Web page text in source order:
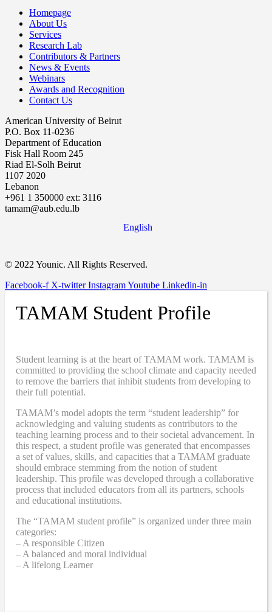
Homepage
About Us
Services
Research Lab
Contributors & Partners
News & Events
Webinars
Awards and Recognition
Contact Us
American University of Beirut
P.O. Box 11-0236
Department of Education
Fisk Hall Room 245
Riad El-Solh Beirut
1107 2020
Lebanon
+961 1 350000 ext: 3116
tamam@aub.edu.lb
English
© 2022 Younic. All Rights Reserved.
Facebook-f X-twitter InstagramYoutube Linkedin-in
TAMAM Student Profile
Student learning is at the heart of TAMAM work. TAMAM is
committed to providing the school climate and capacity needed
to remove the barriers that inhibit students from developing to
their full potential.
TAMAM’s model adopts the term “student leadership” for
acknowledging and valuing students as contributors to the
teaching learning process and to their societal advancement. In
this respect, a student profile was generated that encompasses
a set of values, skills, and capacities that a TAMAM graduate
should embrace stemming from the notion of student
leadership. This profile was developed through a collaborative
process that included educators from all its partners, schools
and educational institutions.
The “TAMAM student profile” is organized under three main
categories:
– A responsible Citizen
– A balanced and moral individual
– A lifelong Learner